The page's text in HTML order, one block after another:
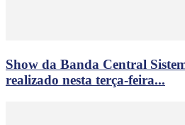
Show da Banda Central
realizado nesta terça-feira...